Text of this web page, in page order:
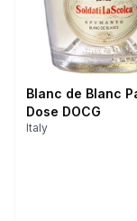
Blanc de Blanc
Dose DOCG
Italy